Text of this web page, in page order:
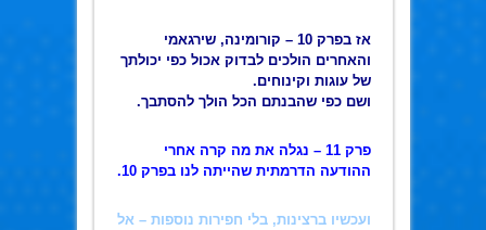
אז בפרק 10 – קורומינה, שירגאמי
והאחרים הולכים לבדוק אכול כפי יכולתך
של עוגות וקינוחים.
ושם כפי שהבנתם הכל הולך להסתבך.
פרק 11 – נגלה את מה קרה אחרי
ההודעה הדרמתית שהייתה לנו בפרק 10.
ועכשיו ברצינות, בלי חפירות נוספות – אל